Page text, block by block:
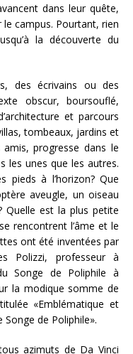
dans leur quête,
campus. Pourtant, rien
la découverte du
des écrivains ou des
obscur, boursouflé,
et parcours
tombeaux, jardins et
progresse dans le
les unes que les autres.
pieds à l’horizon? Que
aveugle, un oiseau
est la plus petite
rencontrent l’âme et le
ont été inventées par
Polizzi, professeur à
Songe de Poliphile à
la modique somme de
«Emblématique et
Songe de Poliphile».
azimuts de Da Vinci